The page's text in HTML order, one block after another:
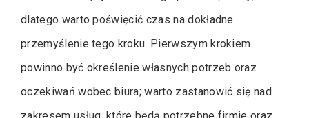
dlatego warto poświęcić czas na dokładne
przemyślenie tego kroku. Pierwszym krokiem
powinno być określenie własnych potrzeb oraz
oczekiwań wobec biura; warto zastanowić się nad